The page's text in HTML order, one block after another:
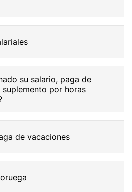
su salario, paga de
por horas
de vacaciones